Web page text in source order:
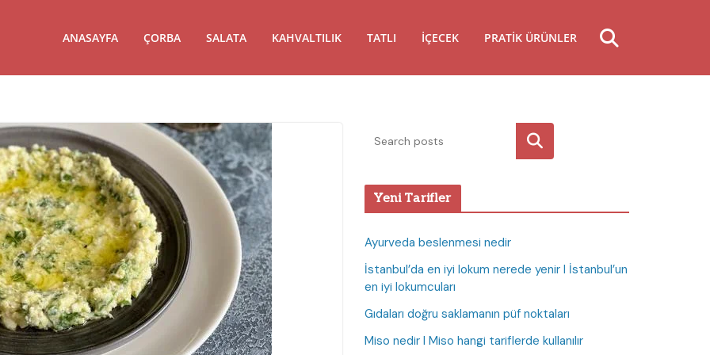
ANASAYFA ÇORBA SALATA KAHVALTILIK TATLI İÇECEK PRATIK ÜRÜNLER
Ara
Yeni Tarifler
Ayurveda beslenmesi nedir
İstanbul’da en iyi lokum nerede yenir I İstanbul’un
en iyi lokumcuları
Gıdaları doğru saklamanın püf noktaları
Miso nedir I Miso hangi tariflerde kullanılır